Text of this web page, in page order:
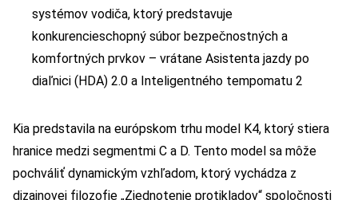
systémov vodiča, ktorý predstavuje
konkurencieschopný súbor bezpečnostných a
komfortných prvkov – vrátane Asistenta jazdy po
diaľnici (HDA) 2.0 a Inteligentného tempomatu 2
Kia predstavila na európskom trhu model K4, ktorý stiera
hranice medzi segmentmi C a D. Tento model sa môže
pochváliť dynamickým vzhľadom, ktorý vychádza z
dizajnovej filozofie „Zjednotenie protikladov“ spoločnosti